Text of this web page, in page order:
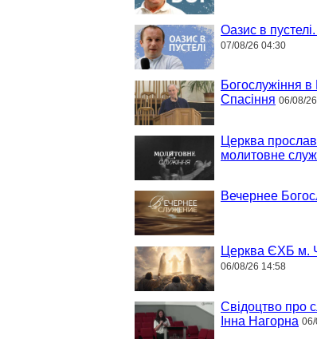
Оазис в
07/08/26 04:30
Богослужіння
Спасіння 06/08/
Церква
молитовне
Вечернее
Церква ЄХБ м.
06/08/26 14:58
Свідоцтво про
Інна Нагорна